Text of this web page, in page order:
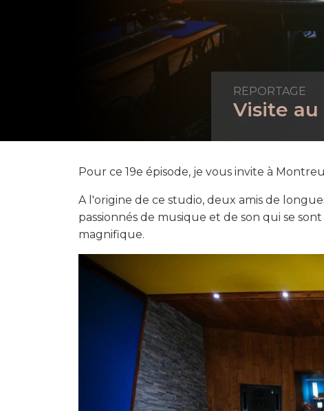
REPORTAGE
Visite
Pour ce 19e épisode, je vous invite à
A l'origine de ce studio, deux amis de
passionnés de musique et de son qui se
magnifique.